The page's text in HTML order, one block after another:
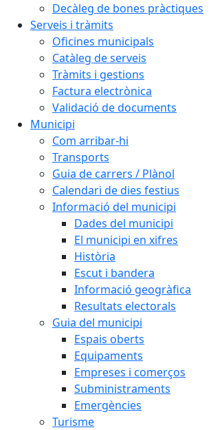
Decàleg de bones pràctiques
Serveis i tràmits
Oficines municipals
Catàleg de serveis
Tràmits i gestions
Factura electrònica
Validació de documents
Municipi
Com arribar-hi
Transports
Guia de carrers / Plànol
Calendari de dies festius
Informació del municipi
Dades del municipi
El municipi en xifres
Història
Escut i bandera
Informació geogràfica
Resultats electorals
Guia del municipi
Espais oberts
Equipaments
Empreses i comerços
Subministraments
Emergències
Turisme